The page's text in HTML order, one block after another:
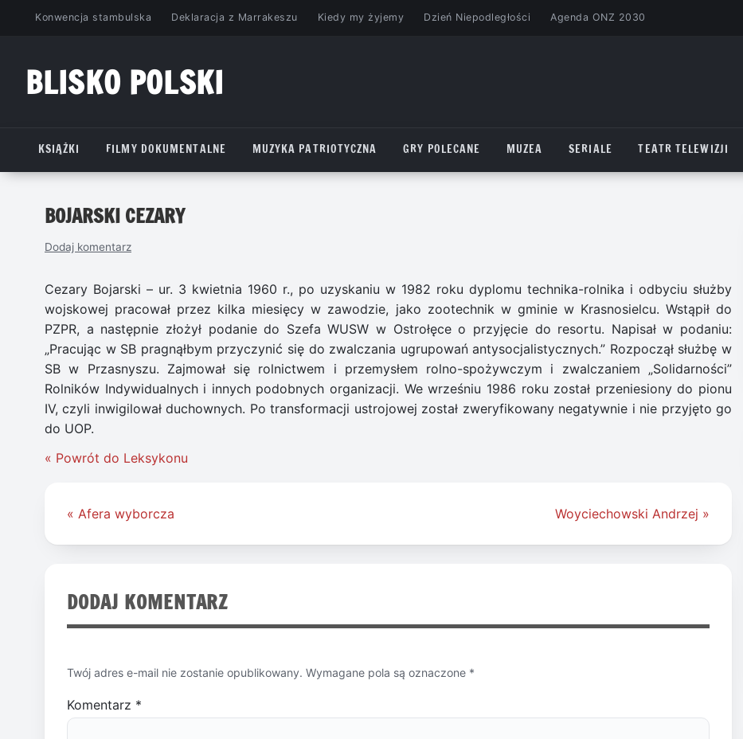
PrzejdźKonwencja stambulska Deklaracja z Marrakeszu Kiedy my żyjemy Dzień Niepodległości Agenda ONZ 2030
BLISKO POLSKI
KSIĄŻKI
FILMY DOKUMENTALNE MUZYKA PATRIOTYCZNA GRY POLECANE MUZEA SERIALE TEATR TELEWIZJI
BOJARSKI CEZARY
Dodaj komentarz
Cezary Bojarski – ur. 3 kwietnia 1960 r., po uzyskaniu w 1982 roku dyplomu technika-rolnika i odbyciu służby
wojskowej pracował przez kilka miesięcy w zawodzie, jako zootechnik w gminie w Krasnosielcu. Wstąpił do
PZPR, a następnie złożył podanie do Szefa WUSW w Ostrołęce o przyjęcie do resortu. Napisał w podaniu:
„Pracując w SB pragnąłbym przyczynić się do zwalczania ugrupowań antysocjalistycznych.” Rozpoczął służbę w
SB w Przasnyszu. Zajmował się rolnictwem i przemysłem rolno-spożywczym i zwalczaniem „Solidarności”
Rolników Indywidualnych i innych podobnych organizacji. We wrześniu 1986 roku został przeniesiony do pionu
IV, czyli inwigilował duchownych. Po transformacji ustrojowej został zweryfikowany negatywnie i nie przyjęto go
do UOP.
« Powrót do Leksykonu
Nawigacja
« Afera wyborcza Woyciechowski Andrzej »
DODAJ KOMENTARZ
Twój adres e-mail nie zostanie opublikowany. Wymagane pola są oznaczone *
Komentarz *